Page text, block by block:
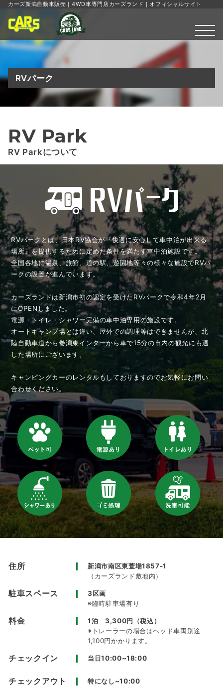
カーズ新潟自動車販売｜4WD車専門店カーズランド｜オフィシャルサイト
RVパーク
RV Park
RV Parkについて
RVパークとは、日本RV協会が『快適に安心して車中泊が出来る
場所』を提供するために定めた条件を満たす車中泊施設です。
全国各地に温泉、旅館、道の駅、遊園地等々の様々な施設でRVパ
ークの設置が進んでいます。
カーズランドは新潟市初の認定を受けたRVパークで令和4年2月
にOPENしました。
電源・トイレ・シャワー完備の車中泊専用の施設です。
オートキャンプ場とは違い、屋外での調理等はできませんが、 北
陸自動車道から巻潟東インターから車で15分の市内の観光にも適
した場所にございます。
キャンピングカーのレンタルもしておりますのでお気軽にお問い
合わせください。
住所
新潟市南区東萱場1857-1
（カーズランド敷地内）
駐車スペース
3区画
※臨時駐車場有り
料金
1泊 3,300円（税込）
※トレーラーの場合はヘッド車両別途
1,100円かかります。
チェックイン 当日10:00~18:00
チェックアウト 特になし~10:00